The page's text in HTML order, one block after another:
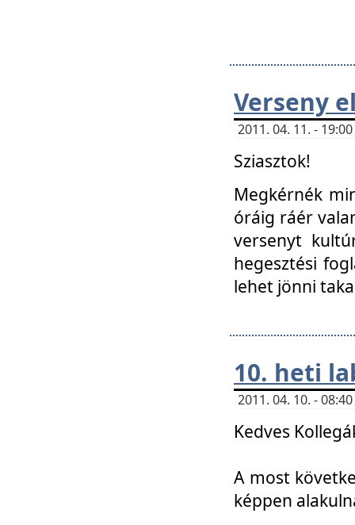
Verseny
2011. 04. 11. -
Sziasztok!
Megkérnék
óráig ráér
versenyt
hegesztési
lehet jönni
10. heti
2011. 04. 10. -
Kedves
A most
képpen